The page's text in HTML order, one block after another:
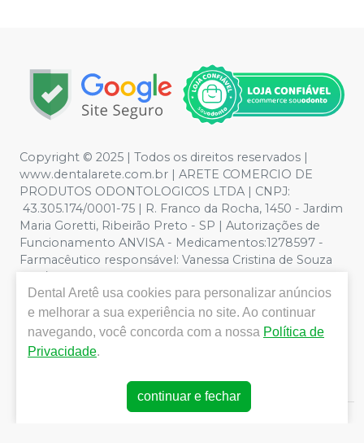
Copyright © 2025 | Todos os direitos reservados |
www.dentalarete.com.br | ARETE COMERCIO DE
PRODUTOS ODONTOLOGICOS LTDA | CNPJ:
43.305.174/0001-75 | R. Franco da Rocha, 1450 - Jardim
Maria Goretti, Ribeirão Preto - SP | Autorizações de
Funcionamento ANVISA - Medicamentos:1278597 -
Farmacêutico responsável: Vanessa Cristina de Souza
CRF/SP nº 52627 | Política de Privacidade e Segurança -
Fotos meramente ilustrativas - Os preços e condições
da loja virtual estão sujeitos a alterações. Em caso de
divergência de preços no site, o valor válido é o do
Carrinho de Compra. Não vendemos por atacado, por
isso nos reservamos o direito de não atender compras
de grandes volumes pelo site.
Dental Aretê usa cookies para personalizar anúncios
e melhorar a sua experiência no site. Ao continuar
navegando, você concorda com a nossa Política de
Privacidade.
continuar e fechar